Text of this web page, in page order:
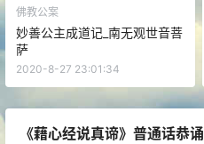
佛教公案
妙善公主成道记_南无观世音菩
萨
2020-8-27 23:01:34
《藉心经说真谛》普通话恭诵